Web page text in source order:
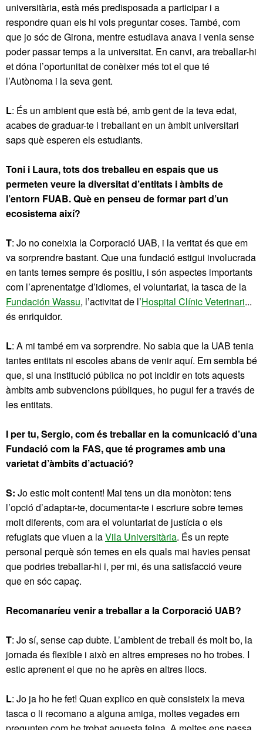
universitària, està més predisposada a participar i a
respondre quan els hi vols preguntar coses. També, com
que jo sóc de Girona, mentre estudiava anava i venia sense
poder passar temps a la universitat. En canvi, ara treballar-hi
et dóna l’oportunitat de conèixer més tot el que té
l’Autònoma i la seva gent.
L: És un ambient que està bé, amb gent de la teva edat,
acabes de graduar-te i treballant en un àmbit universitari
saps què esperen els estudiants.
Toni i Laura, tots dos treballeu en espais que us
permeten veure la diversitat d’entitats i àmbits de
l’entorn FUAB. Què en penseu de formar part d’un
ecosistema així?
T: Jo no coneixia la Corporació UAB, i la veritat és que em
va sorprendre bastant. Que una fundació estigui involucrada
en tants temes sempre és positiu, i són aspectes importants
com l’aprenentatge d’idiomes, el voluntariat, la tasca de la
Fundación Wassu, l’activitat de l’Hospital Clínic Veterinari...
és enriquidor.
L: A mi també em va sorprendre. No sabia que la UAB tenia
tantes entitats ni escoles abans de venir aquí. Em sembla bé
que, si una institució pública no pot incidir en tots aquests
àmbits amb subvencions públiques, ho pugui fer a través de
les entitats.
I per tu, Sergio, com és treballar en la comunicació d’una
Fundació com la FAS, que té programes amb una
varietat d’àmbits d’actuació?
S: Jo estic molt content! Mai tens un dia monòton: tens
l’opció d’adaptar-te, documentar-te i escriure sobre temes
molt diferents, com ara el voluntariat de justícia o els
refugiats que viuen a laVila Universitària. És un repte
personal perquè són temes en els quals mai havies pensat
que podries treballar-hi i, per mi, és una satisfacció veure
que en sóc capaç.
Recomanaríeu venir a treballar a la Corporació UAB?
T: Jo sí, sense cap dubte. L’ambient de treball és molt bo, la
jornada és flexible i això en altres empreses no ho trobes. I
estic aprenent el que no he après en altres llocs.
L: Jo ja ho he fet! Quan explico en què consisteix la meva
tasca o li recomano a alguna amiga, moltes vegades em